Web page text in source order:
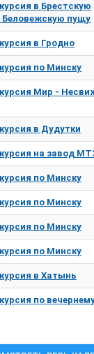
в Брестскую
Беловежскую пущу
в Гродно
по Минску
Мир -
в Дудутки
на завод
по Минску
по Минску
по Минску
по Минску
в Хатынь
по